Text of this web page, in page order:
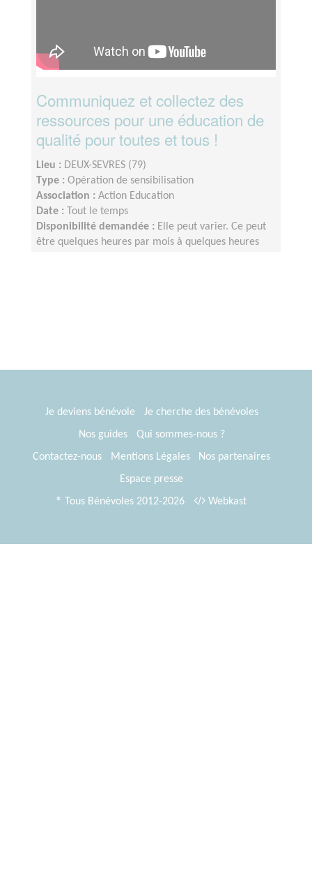
Communiquez et collectez des
ressources pour une éducation de
qualité pour toutes et tous !
Lieu : DEUX-SEVRES (79)
Type : Opération de sensibilisation
Association : Action Education
Date :
Tout le temps
Disponibilité demandée : Elle peut varier. Ce peut
être quelques heures par mois à quelques heures
Je deviens bénévole
Je cherche des bénévoles
Nos guides
Qui sommes-nous ?
Contactez-nous
Mentions Légales
Nos partenaires
Espace presse
® Tous Bénévoles 2012-2026
Webkast